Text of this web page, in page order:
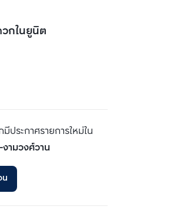
กในยูนิต
ประกาศรายการใหม่ใน
ามวงศ์วาน
น